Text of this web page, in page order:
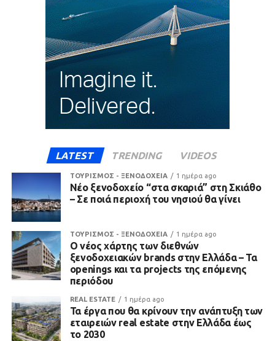
LATEST TRENDING VIDEOS
ΤΟΥΡΙΣΜΟΣ - ΞΕΝΟΔΟΧΕΙΑ 1 ημέρα ago
Νέο ξενοδοχείο “στα σκαριά” στη Σκιάθο
– Σε ποιά περιοχή του νησιού θα γίνει
ΤΟΥΡΙΣΜΟΣ - ΞΕΝΟΔΟΧΕΙΑ 1 ημέρα ago
Ο νέος χάρτης των διεθνών
ξενοδοχειακών brands στην Ελλάδα – Τα
openings και τα projects της επόμενης
περιόδου
REAL ESTATE 1 ημέρα ago
Τα έργα που θα κρίνουν την ανάπτυξη των
εταιρειών real estate στην Ελλάδα έως
το 2030